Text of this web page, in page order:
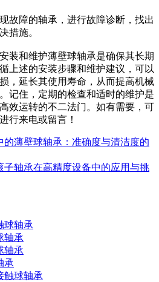
障的轴承，进行故障诊断，找出
措施。
和维护薄壁球轴承是确保其长期
上述的安装步骤和维护建议，可以
，延长其使用寿命，从而提高机械
记住，定期的检查和适时的维护是
效运转的不二法门。如有需要，可
进行来电或留言！
的薄壁球轴承：准确度与清洁度的
子轴承在高精度设备中的应用与挑
轴承
承